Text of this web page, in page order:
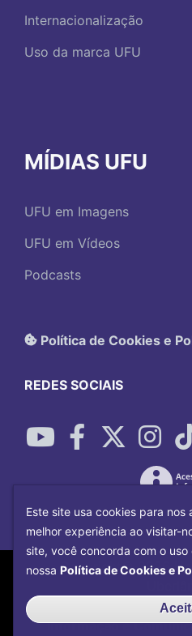
Internacionalização
Uso da marca UFU
MÍDIAS UFU
UFU em Imagens
UFU em Vídeos
Podcasts
Política de Cookies e
REDES SOCIAIS
Copyright©2026
Informação e
Este site usa cookies para nos
melhor experiência ao visitar-
site, você concorda com o
nossa Política de Cookies e